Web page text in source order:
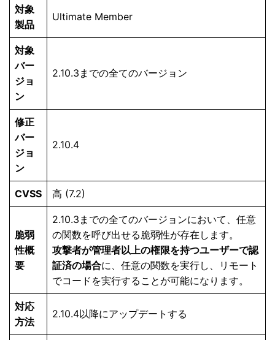
対象
製品
Ultimate Member
対象
バー
ジョ
ン
2.10.3までの全てのバージョン
修正
バー
ジョ
ン
2.10.4
CVSS 高 (7.2)
脆弱
性概
要
2.10.3までの全てのバージョンにおいて、任意
の関数を呼び出せる脆弱性が存在します。
攻撃者が管理者以上の権限を持つユーザーで認
証済の場合に、任意の関数を実行し、リモート
でコードを実行することが可能になります。
対応
方法
2.10.4以降にアップデートする